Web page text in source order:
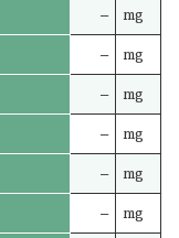
– mg
– mg
– mg
– mg
– mg
– mg